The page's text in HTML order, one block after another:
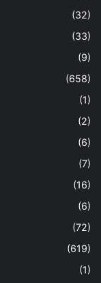
(32)
(33)
(9)
(658)
(1)
(2)
(6)
(7)
(16)
(6)
(72)
(619)
(1)